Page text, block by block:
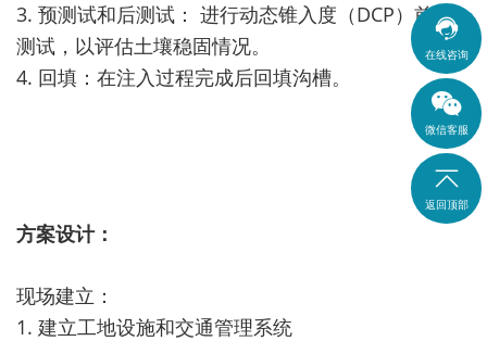
3. 预测试和后测试： 进行动态锥入度（DCP）前后
测试，以评估土壤稳固情况。
4. 回填：在注入过程完成后回填沟槽。
方案设计：
现场建立：
1. 建立工地设施和交通管理系统

在线咨询
微信客服

返回顶部